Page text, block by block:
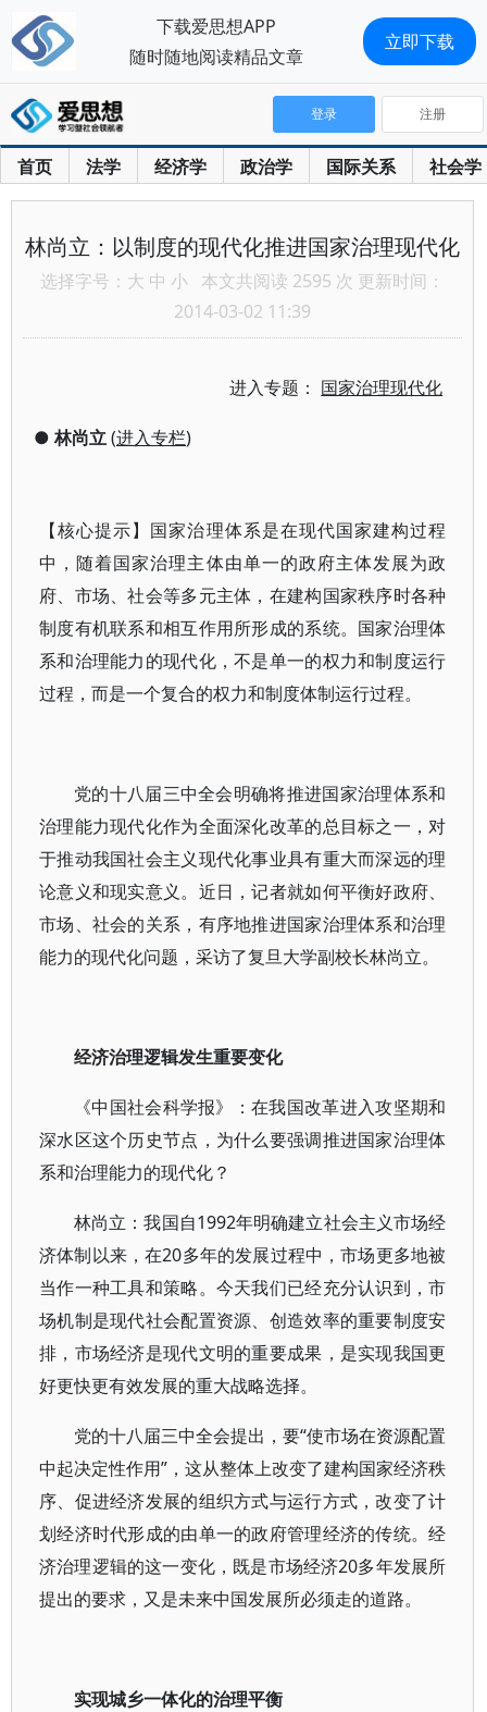
首页 法学 经济学 政治学 国际关系 社会学
登录 注册
林尚立：以制度的现代化推进国家治理现代化
选择字号： 大 中 小 本文共阅读 2595 次 更新时间：
2014-03-02 11:39
进入专题： 国家治理现代化
●林尚立(进入专栏)
【核心提示】国家治理体系是在现代国家建构过程
中，随着国家治理主体由单一的政府主体发展为政
府、市场、社会等多元主体，在建构国家秩序时各种
制度有机联系和相互作用所形成的系统。国家治理体
系和治理能力的现代化，不是单一的权力和制度运行
过程，而是一个复合的权力和制度体制运行过程。
党的十八届三中全会明确将推进国家治理体系和
治理能力现代化作为全面深化改革的总目标之一，对
于推动我国社会主义现代化事业具有重大而深远的理
论意义和现实意义。近日，记者就如何平衡好政府、
市场、社会的关系，有序地推进国家治理体系和治理
能力的现代化问题，采访了复旦大学副校长林尚立。
经济治理逻辑发生重要变化
《中国社会科学报》：在我国改革进入攻坚期和
深水区这个历史节点，为什么要强调推进国家治理体
系和治理能力的现代化？
林尚立：我国自1992年明确建立社会主义市场经
济体制以来，在20多年的发展过程中，市场更多地被
当作一种工具和策略。今天我们已经充分认识到，市
场机制是现代社会配置资源、创造效率的重要制度安
排，市场经济是现代文明的重要成果，是实现我国更
好更快更有效发展的重大战略选择。
党的十八届三中全会提出，要“使市场在资源配置
中起决定性作用”，这从整体上改变了建构国家经济秩
序、促进经济发展的组织方式与运行方式，改变了计
划经济时代形成的由单一的政府管理经济的传统。经
济治理逻辑的这一变化，既是市场经济20多年发展所
提出的要求，又是未来中国发展所必须走的道路。
实现城乡一体化的治理平衡
下载爱思想APP
随时随地阅读精品文章
立即下载